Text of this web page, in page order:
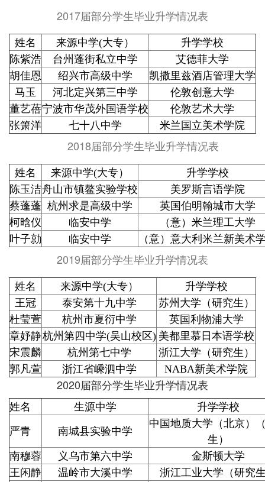
2017届部分学生毕业升学情况表
姓名 来源中学(大专）
升学学校
陈紫浩
台州蓬街私立中学
艾德菲大学
胡佳恩
绍兴市高级中学
凯撒里兹酒店管理大学
马玉
河北定兴第三中学
伦敦创意大学
董艺蓓宁波市华茂外国语学校
伦敦艺术大学
张箫洋
七十八中学 米兰国立美术学院
2018届部分学生毕业升学情况表
姓名 来源中学(大专）
升学学校
陈玉洁舟山市镇鳌实验学校
美罗斯言语学院
蔡蓬蓬 杭州求是高级中学
英国伯明翰城市大学
柯晗仪
临安中学
（意）米兰理工大学
叶子勍
临安中学 （意）意大利米兰新美术
2019届部分学生毕业升学情况表
姓名 来源中学(大专）
升学学校
王冠
泰安第十九中学
苏州大学（研究生）
杜莹萱
杭州市夏衍中学
英国利物浦大学
章妤静杭州第四中学(吴山校区) 美都里慕日本语学校
宋震麟
杭州第七中学
浙江大学（研究生）
郭凡萱
浙江省嵊泗中学 NABA新美术学院
2020届部分学生毕业升学情况表
姓名 生源中学 升学学校
严青 南城县实验中学
中国地质大学（北京）
生）
南穆蓉
义乌市第六中学
金斯顿大学
王闲静
温岭市大溪中学
浙江工业大学（研究